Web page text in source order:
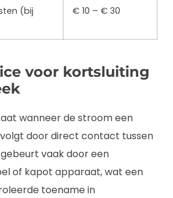
(bij
€ 10 – € 30
voor kortsluiting
wanneer de stroom een
door direct contact tussen
vaak door een
of kapot apparaat, wat een
toename in